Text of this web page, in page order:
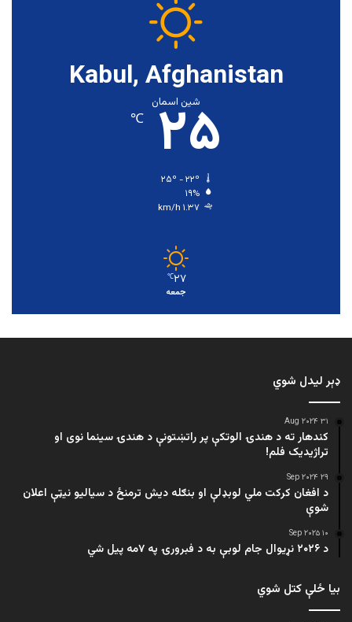
Kabul, Afghanistan
شین اسمان
۲۵ ℃
۱۹%
۱.۳۷ km/h
۲۷℃
جمعه
ډېر لیدل شوي
۳۱ Aug ۲۰۲۴
کندهار ته د هندۍ الوتکې پر راتښتونې د هندۍ سینما نوی او
تراژيديک فلم!
۲۹ Sep ۲۰۲۴
د افغان کرکت ملي لوبډلې او بنګله دیش ترمنځ د سیالیو نیټې اعلان
شوې
۱۰ Sep ۲۰۲۵
د ۲۰۲۶ نړیوال جام لوبې به د فبرورۍ په ۷مه پیل شي
بیا ځلې کتل شوي